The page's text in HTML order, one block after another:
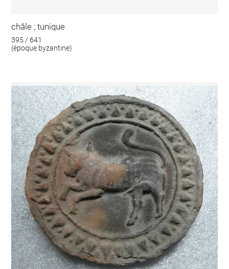
châle ; tunique
395 / 641
(époque byzantine)